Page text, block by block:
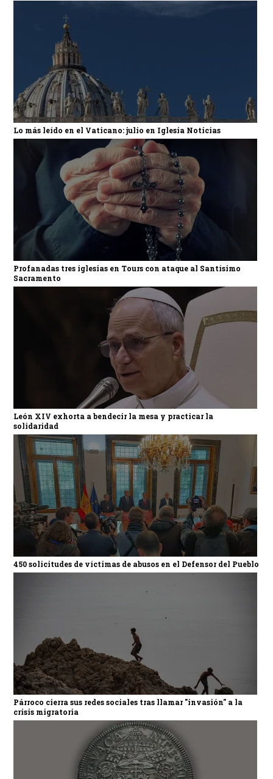
Lo más leído en el Vaticano: julio en Iglesia Noticias
Profanadas tres iglesias en Tours con ataque al Santísimo
Sacramento
León XIV exhorta a bendecir la mesa y practicar la
solidaridad
450 solicitudes de víctimas de abusos en el Defensor del Pueblo
Párroco cierra sus redes sociales tras llamar "invasión" a la
crisis migratoria